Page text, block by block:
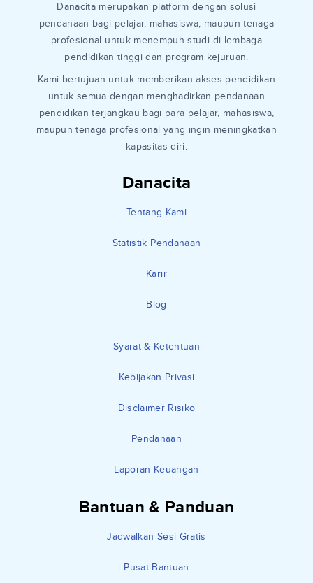
Danacita
Tentang Kami
Statistik Pendanaan
Karir
Blog
Syarat & Ketentuan
Kebijakan Privasi
Disclaimer Risiko
Pendanaan
Laporan Keuangan
Bantuan & Panduan
Jadwalkan Sesi Gratis
Pusat Bantuan
Danacita merupakan platform dengan solusi
pendanaan bagi pelajar, mahasiswa, maupun tenaga
profesional untuk menempuh studi di lembaga
pendidikan tinggi dan program kejuruan.
Kami bertujuan untuk memberikan akses pendidikan
untuk semua dengan menghadirkan pendanaan
pendidikan terjangkau bagi para pelajar, mahasiswa,
maupun tenaga profesional yang ingin meningkatkan
kapasitas diri.